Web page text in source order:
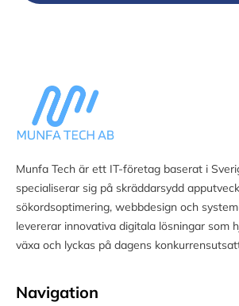
Munfa Tech är ett IT-företag baserat i
specialiserar sig på skräddarsydd
sökordsoptimering, webbdesign och
levererar innovativa digitala lösningar som
växa och lyckas på dagens
Navigation